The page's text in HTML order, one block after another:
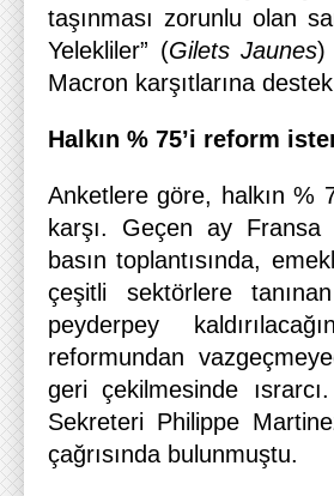
taşınması zorunlu olan
Yelekliler” (Gilets Jaunes)
Macron karşıtlarına
Halkın % 75’i reform
Anketlere göre, halkın %
karşı. Geçen ay Fransa
basın toplantısında,
çeşitli sektörlere
peyderpey
reformundan
geri çekilmesinde
Sekreteri Philippe
çağrısında bulunmuştu.